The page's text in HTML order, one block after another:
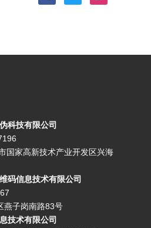
科技有限公司
家高新技术产业开发区兴海
码信息技术有限公司
子岗南路83号
技术有限公司